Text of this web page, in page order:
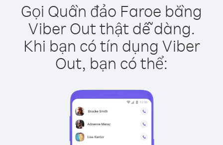
Gọi Quần đảo Faroe bằng
Viber Out thật dễ dàng.
Khi bạn có tín dụng Viber
Out, bạn có thể: